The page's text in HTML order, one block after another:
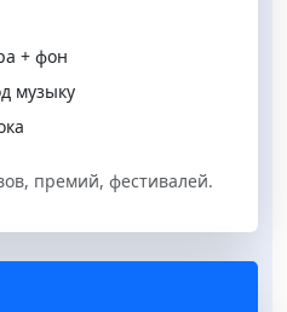
+ фон
музыку
премий, фестивалей.